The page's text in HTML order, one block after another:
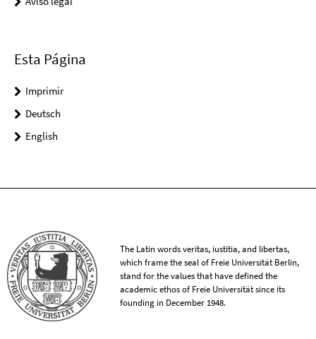
Esta Página
Imprimir
Deutsch
English
The Latin words veritas, iustitia, and libertas,
which frame the seal of Freie Universität Berlin,
stand for the values that have defined the
academic ethos of Freie Universität since its
founding in December 1948.